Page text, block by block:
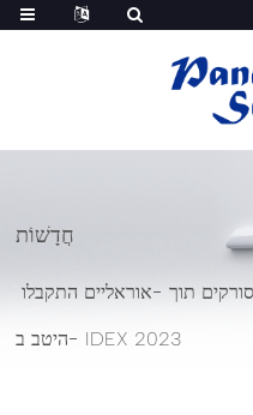
חֲדָשׁוֹת
תוך -אוראליים התקבלו
היטב ב- IDEX 2023